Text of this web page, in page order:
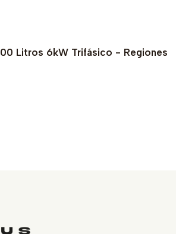
Litros 6kW Trifásico - Regiones